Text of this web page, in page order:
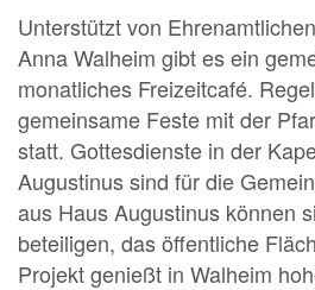
Unterstützt von
Anna Walheim gibt es ein
monatliches Freizeitcafé.
gemeinsame Feste mit der
statt. Gottesdienste in der
Augustinus sind für die
aus Haus Augustinus können
beteiligen, das öffentliche
Projekt genießt in Walheim